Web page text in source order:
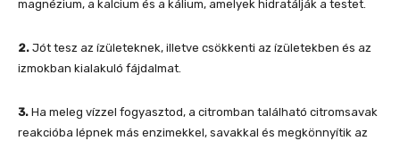
magnézium, a kalcium és a kálium, amelyek hidratálják a testet.
2. Jót tesz az ízületeknek, illetve csökkenti az ízületekben és az
izmokban kialakuló fájdalmat.
3. Ha meleg vízzel fogyasztod, a citromban található citromsavak
reakcióba lépnek más enzimekkel, savakkal és megkönnyítik az